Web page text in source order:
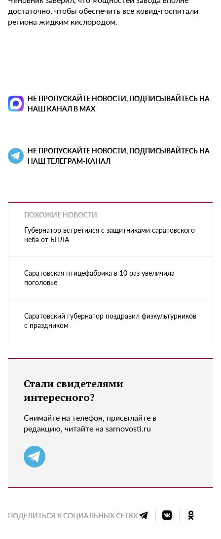
достаточно, чтобы обеспечить все ковид-госпитали
региона жидким кислородом.
НЕ ПРОПУСКАЙТЕ НОВОСТИ, ПОДПИСЫВАЙТЕСЬ НА
НАШ КАНАЛ В MAX
НЕ ПРОПУСКАЙТЕ НОВОСТИ, ПОДПИСЫВАЙТЕСЬ НА
НАШ ТЕЛЕГРАМ-КАНАЛ
ПОХОЖИЕ НОВОСТИ
Губернатор встретился с защитниками саратовского
неба от БПЛА
Саратовская птицефабрика в 10 раз увеличила
поголовье
Саратовский губернатор поздравил физкультурников
с праздником
Стали свидетелями
интересного?
Снимайте на телефон, присылайте в
редакцию, читайте на sarnovosti.ru
ПОДЕЛИТЬСЯ В СОЦИАЛЬНЫХ СЕТЯХ